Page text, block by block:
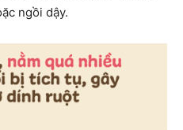
ngồi dậy.